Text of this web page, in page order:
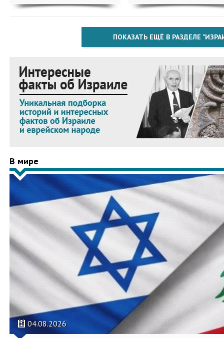
ПОКАЗАТЬ ЕЩЁ В РАЗДЕЛЕ
В мире
04.08.2026